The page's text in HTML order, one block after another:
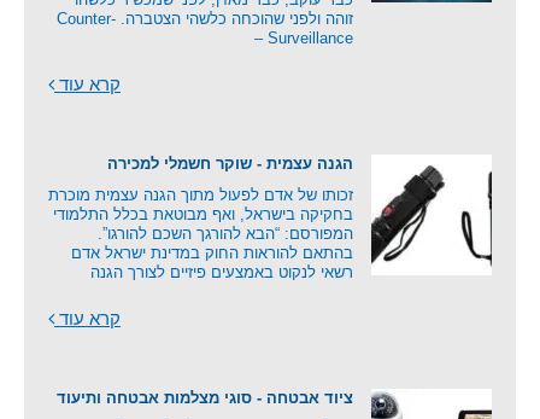
זוהה ולפני שהוכחה כלשהי הצטברה. Counter-
Surveillance –
קרא עוד
הגנה עצמית - שוקר חשמלי למכירה
זכותו של אדם לפעול מתוך הגנה עצמית מוכרת
בחקיקה בישראל, ואף מבוטאת בכלל התלמודי
המפורסם: “הבא להורגך השכם להורגו”.
בהתאם להוראות החוק במדינת ישראל אדם
רשאי לנקוט באמצעים פיזיים לצורך הגנה
קרא עוד
ציוד אבטחה - סוגי מצלמות אבטחה ותיעוד